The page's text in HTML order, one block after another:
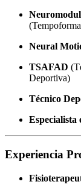
Neural
TSAFAD
Deportiva)
Técnico
Especialista
Experiencia